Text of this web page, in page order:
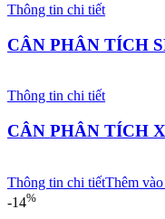
Thông tin chi tiết
CÂN PHÂN TÍCH
Thông tin chi tiết
CÂN PHÂN TÍCH
Thông tin chi tiếtThêm
-14%